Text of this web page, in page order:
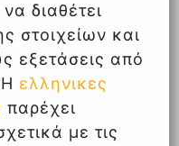
διαθέτει
στοιχείων και
εξετάσεις από
ελληνικες
παρέχει
με τις